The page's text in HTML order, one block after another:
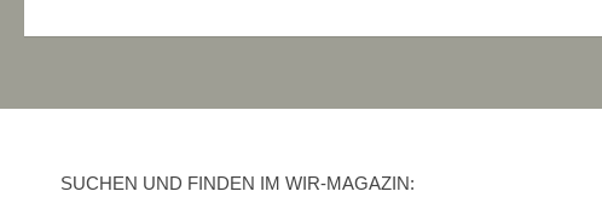
SUCHEN UND FINDEN IM WIR-MAGAZIN: